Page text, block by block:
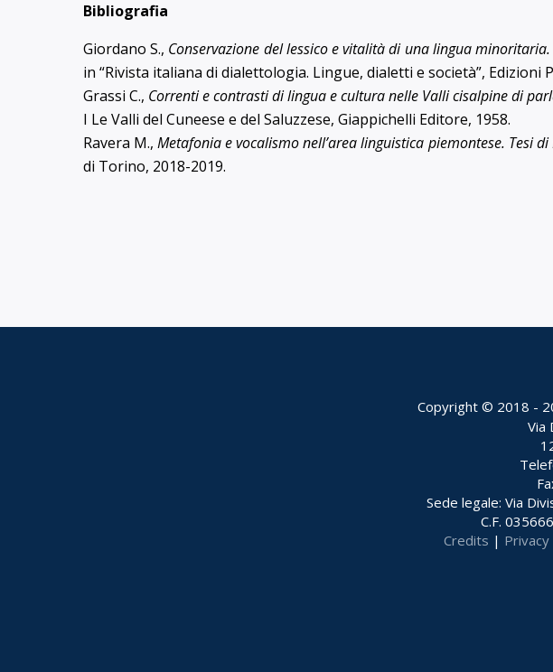
Bibliografia
Giordano S., Conservazione del lessico e vitalità di una lingua
in “Rivista italiana di dialettologia. Lingue, dialetti e società”, Edizioni
Grassi C., Correnti e contrasti di lingua e cultura nelle Valli cisalpine di
I Le Valli del Cuneese e del Saluzzese, Giappichelli Editore, 1958.
Ravera M.,Metafonia e vocalismo nell’area linguistica piemontese. Tesi
di Torino, 2018-2019.
Copyright © 2018 -
Via
Sede legale: Via
C.F.
Credits | Privacy